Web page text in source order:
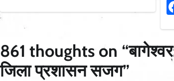
861 thoughts on “
जिला प्रशासन सजग”